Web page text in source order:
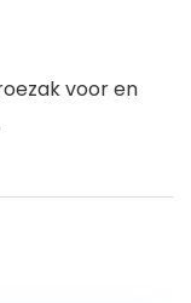
voor en